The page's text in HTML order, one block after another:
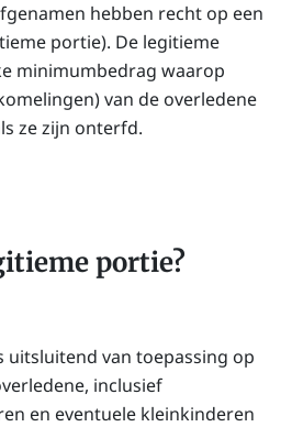
hebben recht op een
portie). De legitieme
minimumbedrag waarop
van de overledene
ze zijn onterfd.
portie?
uitsluitend van toepassing op
inclusief
en eventuele kleinkinderen